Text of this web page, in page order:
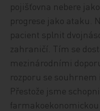
pojišťovna nebere
progrese jako ataku.
pacient splnit
zahraničí. Tím se
mezinárodními
rozporu se souhrnem
Přestože jsme